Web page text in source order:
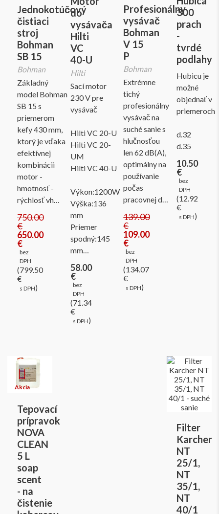
Jednokotúčový
čistiaci
stroj
Bohman
SB 15
Bohman
Základný
model Bohman
SB 15 s
priemerom
kefy 430 mm,
ktorý je vďaka
efektívnej
kombinácii
motor -
hmotnosť -
rýchlosť vh…
750.00
€
650.00
€
bez
DPH
(799.50
€
s DPH)
do
vysávača
Hilti
VC
40-U
Hilti
Sací motor
230 V pre
vysávač
Hilti VC 20-U
Hilti VC 20-
UM
Hilti VC 40-U
Výkon:1200W
Výška:136
mm
Priemer
spodný:145
mm…
58.00
€
bez
DPH
(71.34
€
s DPH)
Profesionálny
vysávač
Bohman
V 15
P
Bohman
Extrémne
tichý
profesionálny
vysávač na
suché sanie s
hlučnosťou
len 62 dB(A),
optimálny na
používanie
počas
pracovnej d…
139.00
€
109.00
€
bez
DPH
(134.07
€
s DPH)
300
prach
-
tvrdé
podlahy
Hubicu je
možné
objednať v
priemeroch
d.32
d.35
10.50
€
bez
DPH
(12.92
€
s DPH)
Tepovací
prípravok
NOVA
CLEAN
5 L
soap
scent
- na
čistenie
Filter
Karcher
NT
25/1,
NT
35/1,
NT
40/1